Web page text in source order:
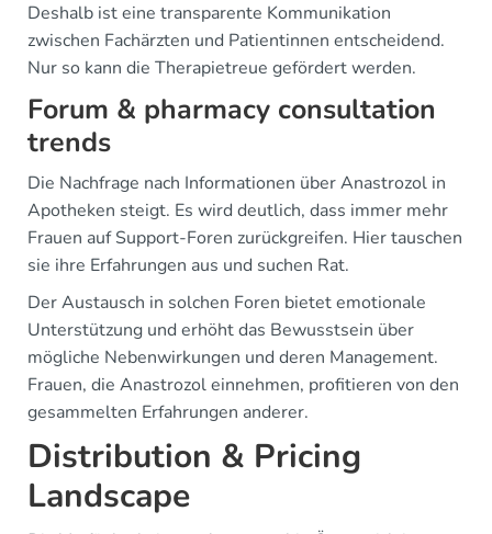
Deshalb ist eine transparente Kommunikation
zwischen Fachärzten und Patientinnen entscheidend.
Nur so kann die Therapietreue gefördert werden.
Forum & pharmacy consultation
trends
Die Nachfrage nach Informationen über Anastrozol in
Apotheken steigt. Es wird deutlich, dass immer mehr
Frauen auf Support-Foren zurückgreifen. Hier tauschen
sie ihre Erfahrungen aus und suchen Rat.
Der Austausch in solchen Foren bietet emotionale
Unterstützung und erhöht das Bewusstsein über
mögliche Nebenwirkungen und deren Management.
Frauen, die Anastrozol einnehmen, profitieren von den
gesammelten Erfahrungen anderer.
Distribution & Pricing
Landscape